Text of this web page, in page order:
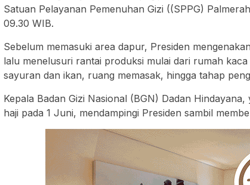
Satuan Pelayanan Pemenuhan Gizi ((SPPG)
09.30 WIB.
Sebelum memasuki area dapur, Presiden
lalu menelusuri rantai produksi mulai dari rumah
sayuran dan ikan, ruang memasak, hingga tahap
Kepala Badan Gizi Nasional (BGN) Dadan
haji pada 1 Juni, mendampingi Presiden sambil